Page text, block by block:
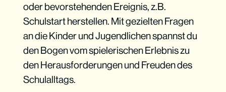
oder bevorstehenden Ereignis, z.B.
Schulstart herstellen. Mit gezielten Fragen
an die Kinder und Jugendlichen spannst du
den Bogen vom spielerischen Erlebnis zu
den Herausforderungen und Freuden des
Schulalltags.